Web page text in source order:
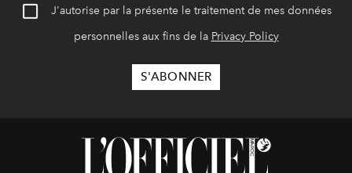
J'autorise par la présente le traitement de mes données
personnelles aux fins de la Privacy Policy